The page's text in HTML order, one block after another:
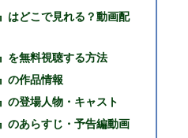
はどこで見れる？動画配
を無料視聴する方法
の作品情報
の登場人物・キャスト
のあらすじ・予告編動画